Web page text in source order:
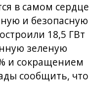
в самом сердце
и безопасную
18,5 ГВт
зеленую
и сокращением
сообщить, что